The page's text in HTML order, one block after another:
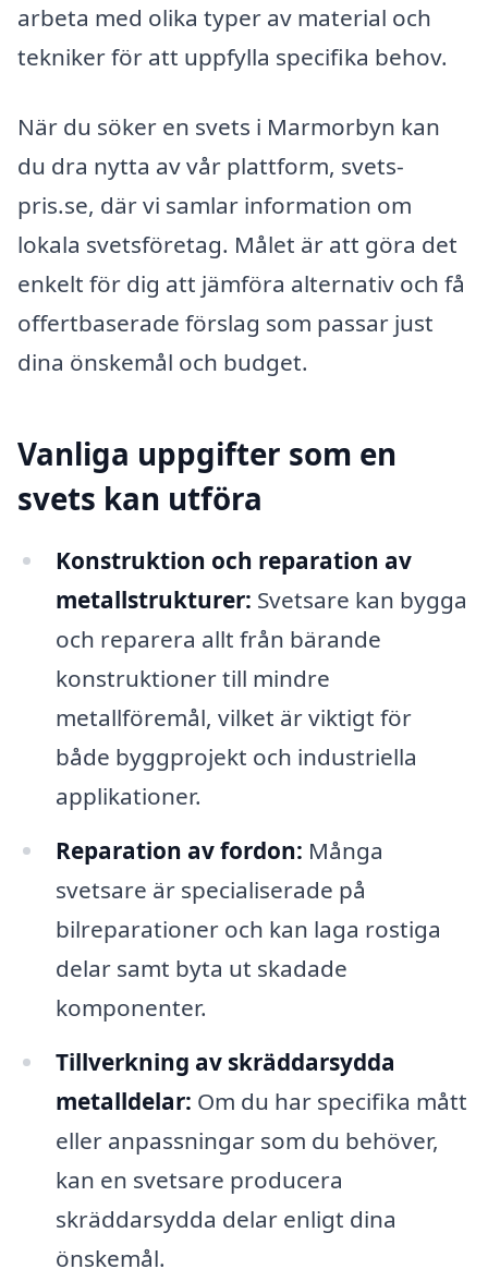
arbeta med olika typer av material och
tekniker för att uppfylla specifika behov.
När du söker en svets i Marmorbyn kan
du dra nytta av vår plattform, svets-
pris.se, där vi samlar information om
lokala svetsföretag. Målet är att göra det
enkelt för dig att jämföra alternativ och få
offertbaserade förslag som passar just
dina önskemål och budget.
Vanliga uppgifter som en
svets kan utföra
Konstruktion och reparation av
metallstrukturer: Svetsare kan bygga
och reparera allt från bärande
konstruktioner till mindre
metallföremål, vilket är viktigt för
både byggprojekt och industriella
applikationer.
Reparation av fordon: Många
svetsare är specialiserade på
bilreparationer och kan laga rostiga
delar samt byta ut skadade
komponenter.
Tillverkning av skräddarsydda
metalldelar: Om du har specifika mått
eller anpassningar som du behöver,
kan en svetsare producera
skräddarsydda delar enligt dina
önskemål.